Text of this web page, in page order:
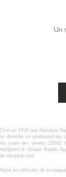
Un
C’est en 1961 que l’aventure
se diversifie en produisant des
Au cours des années 2000,
rejoignent le Groupe Rapido.
de camping-cars.
Parmi les véhicules de la